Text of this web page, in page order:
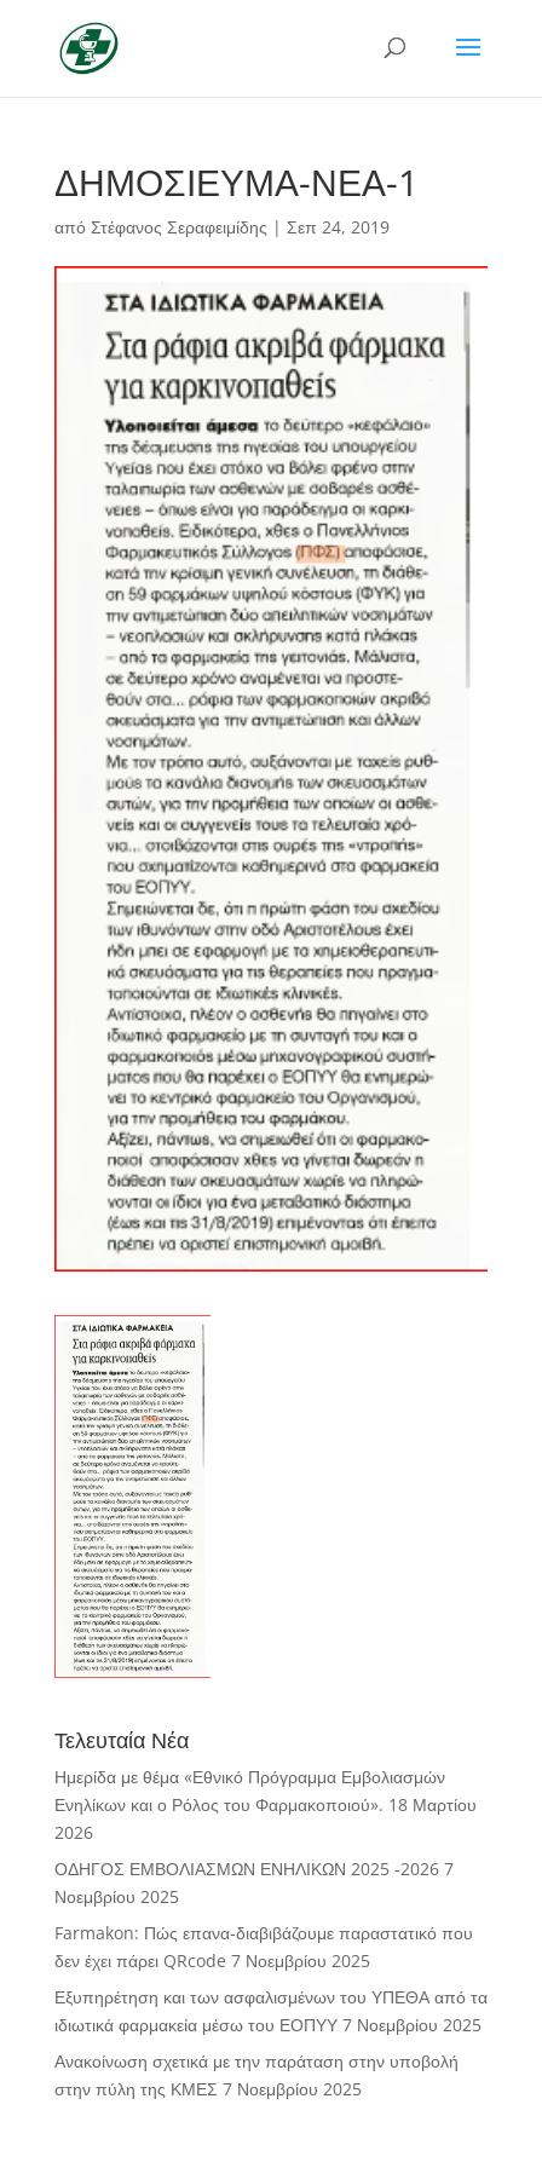
ΔΗΜΟΣΙΕΥΜΑ-ΝΕΑ-1
από Στέφανος Σεραφειμίδης | Σεπ 24, 2019
Τελευταία Νέα
Ημερίδα με θέμα «Εθνικό Πρόγραμμα Εμβολιασμών
Ενηλίκων και ο Ρόλος του Φαρμακοποιού». 18 Μαρτίου
2026
ΟΔΗΓΟΣ ΕΜΒΟΛΙΑΣΜΩΝ ΕΝΗΛΙΚΩΝ 2025 -2026 7
Νοεμβρίου 2025
Farmakon: Πώς επανα-διαβιβάζουμε παραστατικό που
δεν έχει πάρει QRcode 7 Νοεμβρίου 2025
Εξυπηρέτηση και των ασφαλισμένων του ΥΠΕΘΑ από τα
ιδιωτικά φαρμακεία μέσω του ΕΟΠΥΥ 7 Νοεμβρίου 2025
Ανακοίνωση σχετικά με την παράταση στην υποβολή
στην πύλη της ΚΜΕΣ 7 Νοεμβρίου 2025